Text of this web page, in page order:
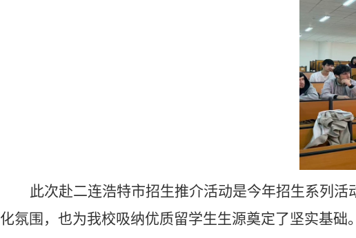
此次赴二连浩特市招生推介活动是今年招生系列活
化氛围，也为我校吸纳优质留学生生源奠定了坚实基础。